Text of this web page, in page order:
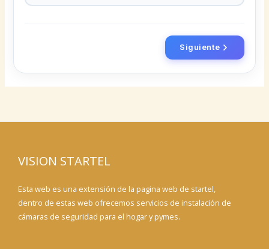
Siguiente
VISION STARTEL
Esta web es una extensión de la pagina web de startel,
dentro de estas web ofrecemos servicios de instalación de
cámaras de seguridad para el hogar y pymes.